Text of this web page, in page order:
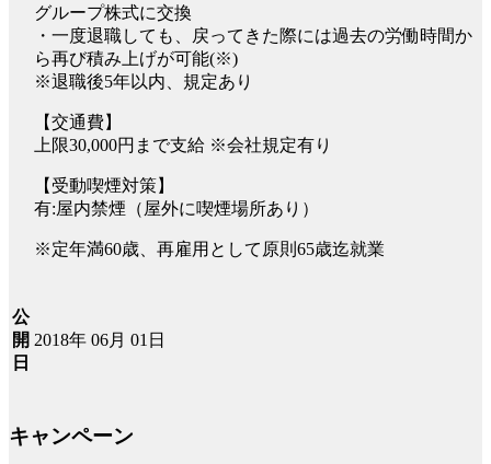
グループ株式に交換
・一度退職しても、戻ってきた際には過去の労働時間か
ら再び積み上げが可能(※)
※退職後5年以内、規定あり
【交通費】
上限30,000円まで支給 ※会社規定有り
【受動喫煙対策】
有:屋内禁煙（屋外に喫煙場所あり）
※定年満60歳、再雇用として原則65歳迄就業
公
開
日
2018年 06月 01日
キャンペーン